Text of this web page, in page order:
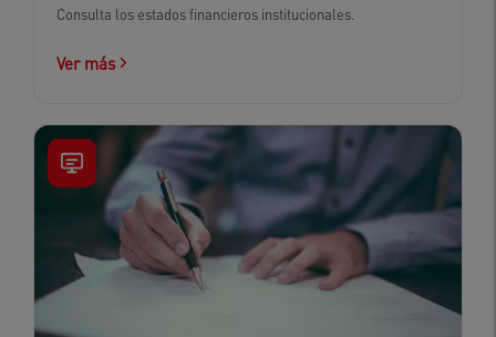
Consulta los estados financieros institucionales.
Ver más